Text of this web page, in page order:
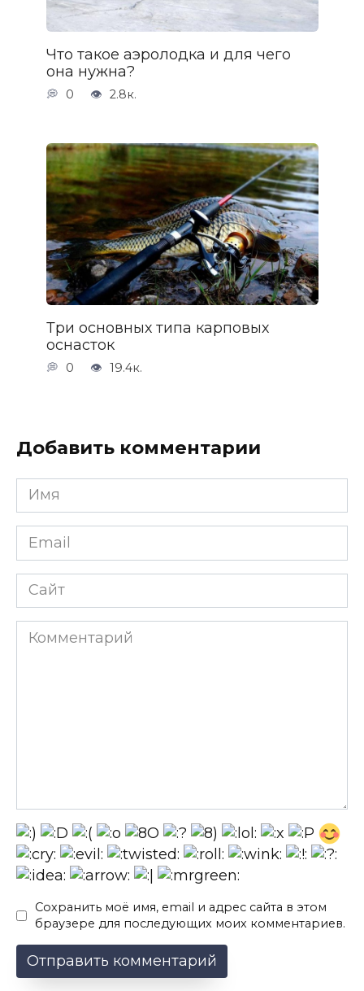
Что такое аэролодка и для чего
она нужна?
0 2.8к.
Три основных типа карповых
оснасток
0 19.4к.
Добавить комментарии
Имя
*
Email
Сайт
Комментарий
Сохранить моё имя, email и адрес сайта в этом
браузере для последующих моих комментариев.